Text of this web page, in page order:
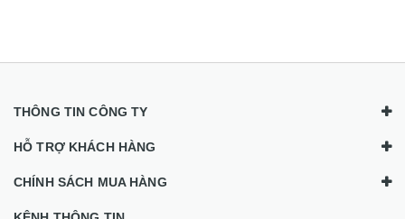
THÔNG TIN CÔNG TY
HỖ TRỢ KHÁCH HÀNG
CHÍNH SÁCH MUA HÀNG